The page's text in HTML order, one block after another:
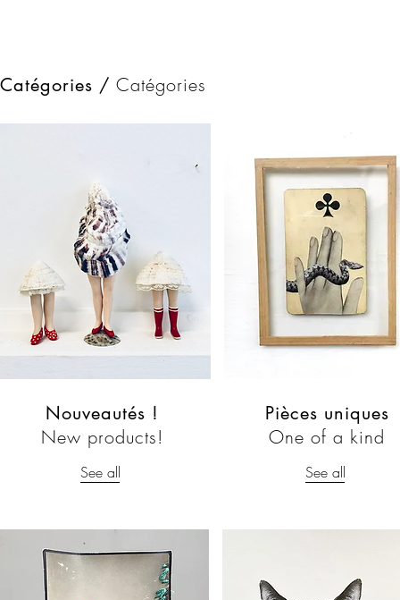
Catégories / Catégories
Nouveautés !
New products!
See all
Pièces uniques
One of a kind
See all